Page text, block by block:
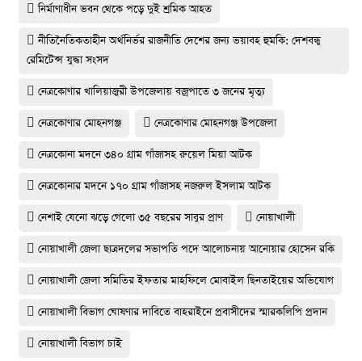
নির্মাণাধীন ভবন থেকে পড়ে দুই শ্রমিক আহত
নীতিনৈতিকতাহীন অর্থনির্ভর রাজনীতি দেশের জন্য ভয়াবহ হুমকি: দেশবন্ধু
রেমিটেন্স যুদ্ধা সংসদ
নেত্রকোণার খালিয়াজুরী উপজেলায় বজ্রপাতে ৩ জনের মৃত্যু
নেত্রকোণার মোহনগঞ্জ নেত্রকোণার মোহনগঞ্জ উপজেলা
নেত্রকোনা মদনে ৩৪০ গ্রাম গাঁজাসহ রুয়েল মিয়া আটক
নেত্রকোনার মদনে ১৭০ গ্রাম গাঁজাসহ নজরুল ইসলাম আটক
নেশাই যেনো ঝড়ে গেলো ৩৫ বছরের সাবুর প্রাণ নোয়াখালী
নোয়াখালী জেলা ছাত্রদলের সভাপতি পদে আলোচনায় আনোয়ার হোসেন রকি
নোয়াখালী জেলা সমিতির ইফতার মাহফিলে মোবাইল ছিনতাইয়ের অভিযোগ
নোয়াখালী বিভাগ ঘোষণার দাবিতে বাহরাইনে প্রবাসীদের স্মারকলিপি প্রদান
নোয়াখালী বিভাগ চাই